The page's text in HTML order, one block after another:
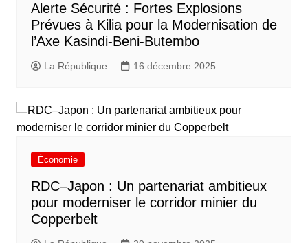
Alerte Sécurité : Fortes Explosions
Prévues à Kilia pour la Modernisation de
l’Axe Kasindi-Beni-Butembo
La République 16 décembre 2025
Économie
RDC–Japon : Un partenariat ambitieux
pour moderniser le corridor minier du
Copperbelt